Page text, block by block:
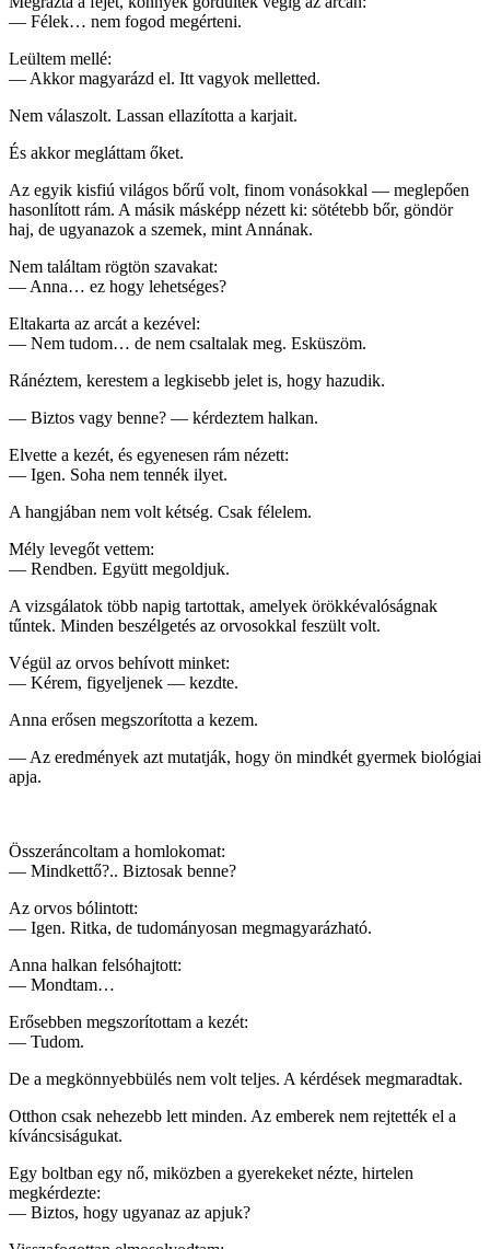
— Félek… nem fogod megérteni.
Leültem mellé:
— Akkor magyarázd el. Itt vagyok melletted.
Nem válaszolt. Lassan ellazította a karjait.
És akkor megláttam őket.
Az egyik kisfiú világos bőrű volt, finom vonásokkal — meglepően
hasonlított rám. A másik másképp nézett ki: sötétebb bőr, göndör
haj, de ugyanazok a szemek, mint Annának.
Nem találtam rögtön szavakat:
— Anna… ez hogy lehetséges?
Eltakarta az arcát a kezével:
— Nem tudom… de nem csaltalak meg. Esküszöm.
Ránéztem, kerestem a legkisebb jelet is, hogy hazudik.
— Biztos vagy benne? — kérdeztem halkan.
Elvette a kezét, és egyenesen rám nézett:
— Igen. Soha nem tennék ilyet.
A hangjában nem volt kétség. Csak félelem.
Mély levegőt vettem:
— Rendben. Együtt megoldjuk.
A vizsgálatok több napig tartottak, amelyek örökkévalóságnak
tűntek. Minden beszélgetés az orvosokkal feszült volt.
Végül az orvos behívott minket:
— Kérem, figyeljenek — kezdte.
Anna erősen megszorította a kezem.
— Az eredmények azt mutatják, hogy ön mindkét gyermek biológiai
apja.
Összeráncoltam a homlokomat:
— Mindkettő?.. Biztosak benne?
Az orvos bólintott:
— Igen. Ritka, de tudományosan megmagyarázható.
Anna halkan felsóhajtott:
— Mondtam…
Erősebben megszorítottam a kezét:
— Tudom.
De a megkönnyebbülés nem volt teljes. A kérdések megmaradtak.
Otthon csak nehezebb lett minden. Az emberek nem rejtették el a
kíváncsiságukat.
Egy boltban egy nő, miközben a gyerekeket nézte, hirtelen
megkérdezte:
— Biztos, hogy ugyanaz az apjuk?